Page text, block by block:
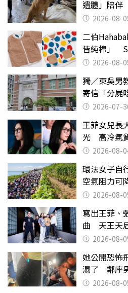
遺體」陪
2026-08-
二伯
皆純棉」
聚酯纖維
2026-08-
獨／東吳
寄信「分屍
關 2026-07-
王菲女兒長
光 高冷氣
2026-08-
環法女子自
空氣阻力
2026-08-
寫出王菲、
曲 天王天
2026-08-
她公開恐怖
濕了 鄰座
2026-08-